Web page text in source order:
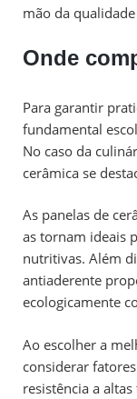
mão da
Onde
Para garantir
fundamental
No caso da
cerâmica se
As panelas de
as tornam ideais
nutritivas. Além
antiaderente
ecologicamente
Ao escolher a
considerar
resistência a